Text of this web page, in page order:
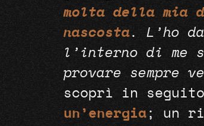
molta della mia
nascosta. L’ho
l’interno di me
provare sempre
scoprì in
un’energia; un